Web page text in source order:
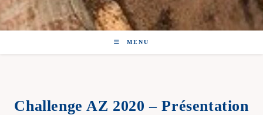
MENU
Challenge AZ 2020 – Présentation